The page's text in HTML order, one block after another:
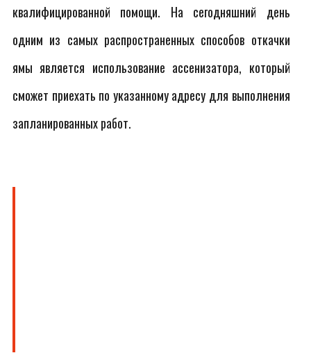
квалифицированной помощи. На сегодняшний день
одним из самых распространенных способов откачки
ямы является использование ассенизатора, который
сможет приехать по указанному адресу для выполнения
запланированных работ.